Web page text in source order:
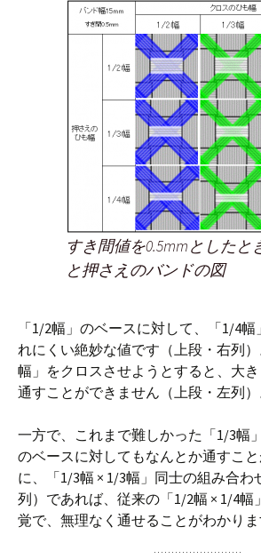
すき間値を0.5mmとしたと
と押さえのバンドの図
「1/2幅」のベースに対して、「1/4
れにくい絶妙な値です（上段・右列
幅」をクロスさせようとすると、大
通すことができません（上段・左列）
一方で、これまで難しかった「1/3幅
のベースに対してもなんとか通すこ
に、「1/3幅 × 1/3幅」同士の組み合わ
列）であれば、従来の「1/2幅 × 1/4幅
覚で、無理なく通せることがわかりま